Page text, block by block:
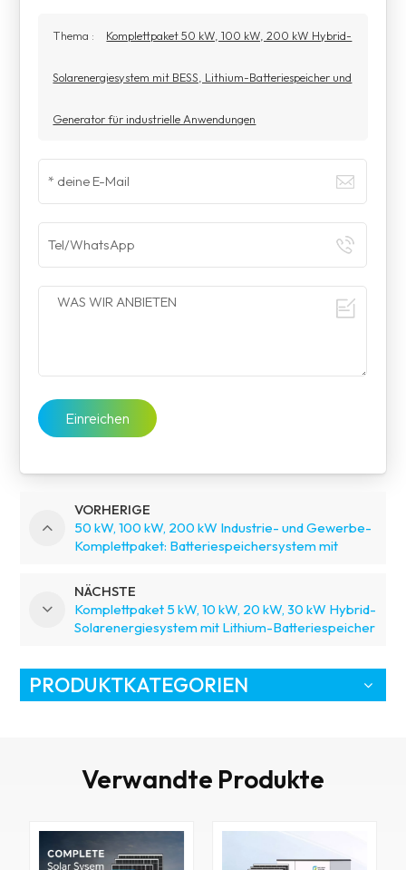
Thema : Komplettpaket 50 kW, 100 kW, 200 kW Hybrid-
Solarenergiesystem mit BESS, Lithium-Batteriespeicher und
Generator für industrielle Anwendungen
Einreichen
VORHERIGE
50 kW, 100 kW, 200 kW Industrie- und Gewerbe-
Komplettpaket: Batteriespeichersystem mit
NÄCHSTE
Komplettpaket 5 kW, 10 kW, 20 kW, 30 kW Hybrid-
Solarenergiesystem mit Lithium-Batteriespeicher
PRODUKTKATEGORIEN
Verwandte Produkte